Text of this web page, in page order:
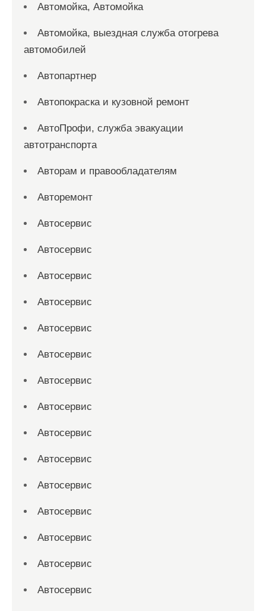
Автомойка, Автомойка
Автомойка, выездная служба отогрева
автомобилей
Автопартнер
Автопокраска и кузовной ремонт
АвтоПрофи, служба эвакуации
автотранспорта
Авторам и правообладателям
Авторемонт
Автосервис
Автосервис
Автосервис
Автосервис
Автосервис
Автосервис
Автосервис
Автосервис
Автосервис
Автосервис
Автосервис
Автосервис
Автосервис
Автосервис
Автосервис